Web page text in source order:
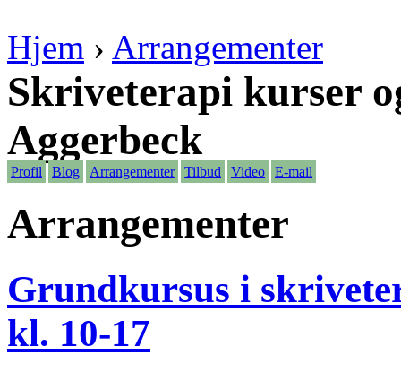
Hjem › Arrangementer
Skriveterapi kurser
Aggerbeck
Profil Blog Arrangementer Tilbud Video E-mail
Arrangementer
Grundkursus i
kl. 10-17